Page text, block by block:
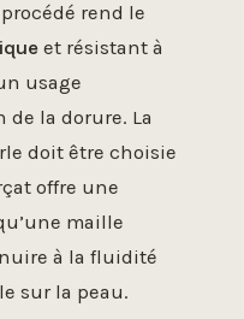
rend le
et résistant à
usage
la dorure. La
doit être choisie
offre une
maille
à la fluidité
sur la peau.